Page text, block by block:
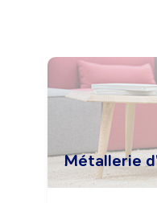
Métallerie